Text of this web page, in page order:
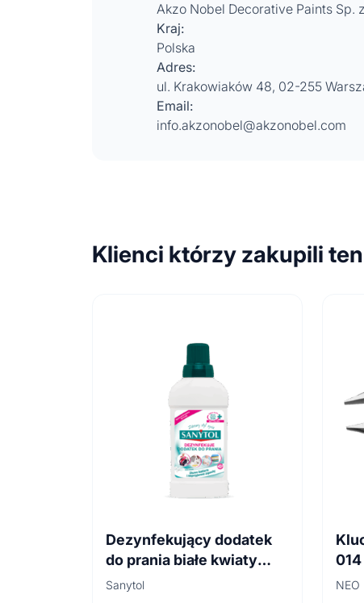
Akzo Nobel Decorative Paints Sp.
Kraj:
Polska
Adres:
ul. Krakowiaków 48, 02-255
Email:
info.akzonobel@akzonobel.com
Klienci którzy zakupili
Dezynfekujący dodatek
do prania białe kwiaty
500ml
Sanytol NEO